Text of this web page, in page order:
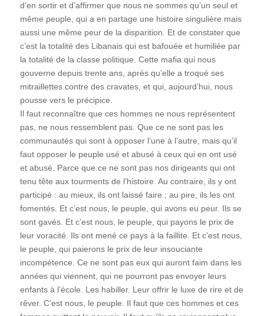
d’en sortir et d’affirmer que nous ne sommes qu’un seul et
même peuple, qui a en partage une histoire singulière mais
aussi une même peur de la disparition. Et de constater que
c’est la totalité des Libanais qui est bafouée et humiliée par
la totalité de la classe politique. Cette mafia qui nous
gouverne depuis trente ans, après qu’elle a troqué ses
mitraillettes contre des cravates, et qui, aujourd’hui, nous
pousse vers le précipice.
Il faut reconnaître que ces hommes ne nous représentent
pas, ne nous ressemblent pas. Que ce ne sont pas les
communautés qui sont à opposer l’une à l’autre, mais qu’il
faut opposer le peuple usé et abusé à ceux qui en ont usé
et abusé. Parce que ce ne sont pas nos dirigeants qui ont
tenu tête aux tourments de l’histoire. Au contraire, ils y ont
participé : au mieux, ils ont laissé faire ; au pire, ils les ont
fomentés. Et c’est nous, le peuple, qui avons eu peur. Ils se
sont gavés. Et c’est nous, le peuple, qui payons le prix de
leur voracité. Ils ont mené ce pays à la faillite. Et c’est nous,
le peuple, qui paierons le prix de leur insouciante
incompétence. Ce ne sont pas eux qui auront faim dans les
années qui viennent, qui ne pourront pas envoyer leurs
enfants à l’école. Les habiller. Leur offrir le luxe de rire et de
rêver. C’est nous, le peuple. Il faut que ces hommes et ces